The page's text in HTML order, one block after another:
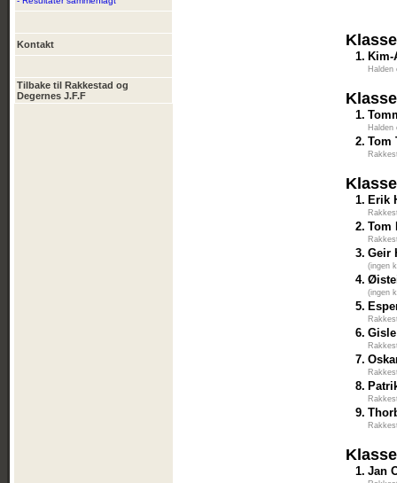
Kontakt
Tilbake til Rakkestad og
Degernes J.F.F
1. Kim-
Halden
1.
Halden
2. Tom
1. Erik
2. Tom
3. Geir
(ingen
4.
(ingen
5.
6.
7.
8.
9.
1. Jan